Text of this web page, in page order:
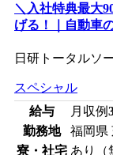
＼入社特典最大
げる！｜自動車
日研トータルソ
スペシャル
給与
月収例
勤務地
福岡県
寮・社宅 あり（